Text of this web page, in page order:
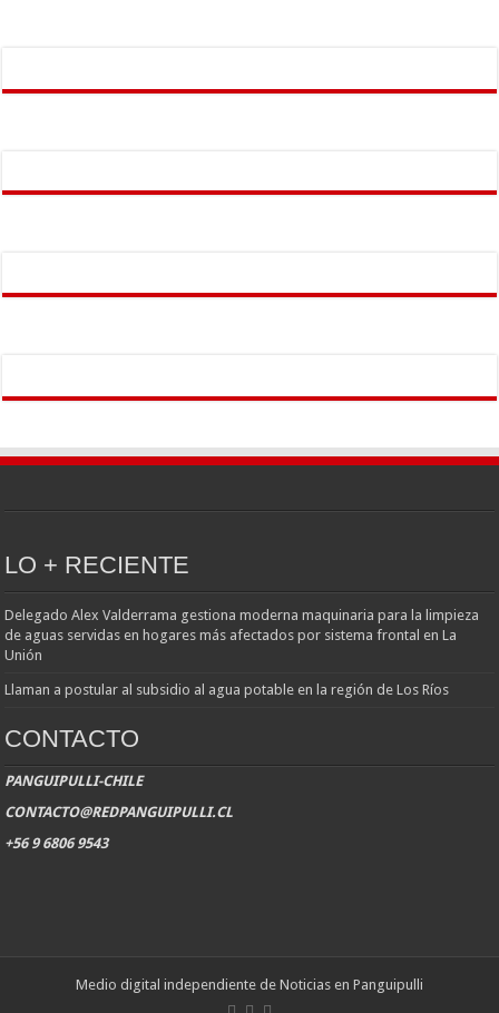
LO + RECIENTE
Delegado Alex Valderrama gestiona moderna maquinaria para la limpieza
de aguas servidas en hogares más afectados por sistema frontal en La
Unión
Llaman a postular al subsidio al agua potable en la región de Los Ríos
CONTACTO
PANGUIPULLI-CHILE
CONTACTO@REDPANGUIPULLI.CL
+56 9 6806 9543
Medio digital independiente de Noticias en Panguipulli